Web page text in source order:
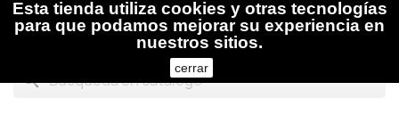

search
Esta tienda utiliza cookies y otras tecnologías
para que podamos mejorar su experiencia en
nuestros sitios.
cerrar